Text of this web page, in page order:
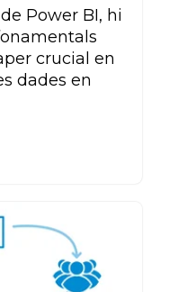
Power BI, hi
crucial en
dades en